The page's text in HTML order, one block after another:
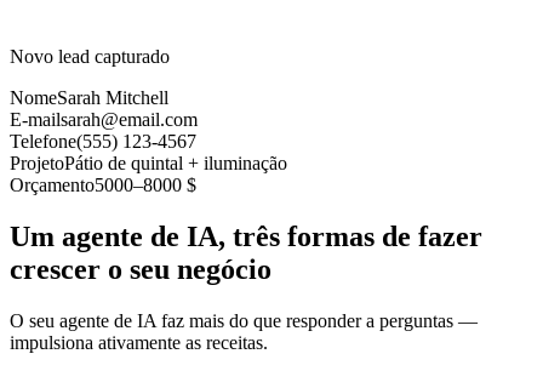
Novo lead capturado
NomeSarah Mitchell
E-mailsarah@email.com
Telefone(555) 123-4567
ProjetoPátio de quintal + iluminação
Orçamento5000–8000 $
Um agente de IA, três formas de fazer
crescer o seu negócio
O seu agente de IA faz mais do que responder a perguntas —
impulsiona ativamente as receitas.